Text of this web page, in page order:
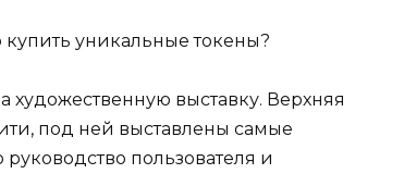
выставку. Верхняя
под ней выставлены самые
пользователя и